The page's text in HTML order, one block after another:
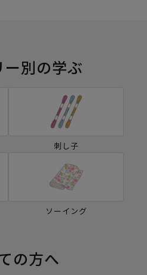
ー別の学ぶ
刺し子
ソーイング
の方へ